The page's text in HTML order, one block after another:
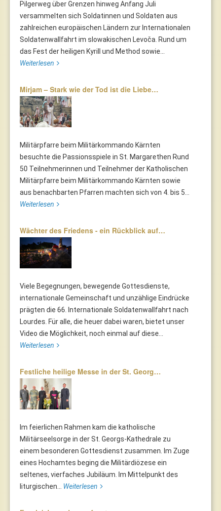
Pilgerweg über Grenzen hinweg Anfang Juli
versammelten sich Soldatinnen und Soldaten aus
zahlreichen europäischen Ländern zur Internationalen
Soldatenwallfahrt im slowakischen Levoča. Rund um
das Fest der heiligen Kyrill und Method sowie...
Weiterlesen
Mirjam – Stark wie der Tod ist die Liebe…
Militärpfarre beim Militärkommando Kärnten
besuchte die Passionsspiele in St. Margarethen Rund
50 Teilnehmerinnen und Teilnehmer der Katholischen
Militärpfarre beim Militärkommando Kärnten sowie
aus benachbarten Pfarren machten sich von 4. bis 5...
Weiterlesen
Wächter des Friedens - ein Rückblick auf…
Viele Begegnungen, bewegende Gottesdienste,
internationale Gemeinschaft und unzählige Eindrücke
prägten die 66. Internationale Soldatenwallfahrt nach
Lourdes. Für alle, die heuer dabei waren, bietet unser
Video die Möglichkeit, noch einmal auf diese...
Weiterlesen
Festliche heilige Messe in der St. Georg…
Im feierlichen Rahmen kam die katholische
Militärseelsorge in der St. Georgs-Kathedrale zu
einem besonderen Gottesdienst zusammen. Im Zuge
eines Hochamtes beging die Militärdiözese ein
seltenes, vierfaches Jubiläum. Im Mittelpunkt des
liturgischen... Weiterlesen